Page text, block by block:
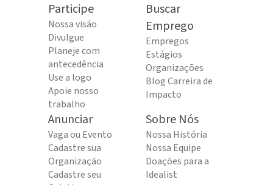
Participe
Nossa visão
Divulgue
Planeje com
antecedência
Use a logo
Apoie nosso
trabalho
Buscar
Emprego
Empregos
Estágios
Organizações
Blog Carreira de
Impacto
Anunciar
Vaga ou Evento
Cadastre sua
Organização
Cadastre seu
Sobre Nós
Nossa História
Nossa Equipe
Doações para a
Idealist